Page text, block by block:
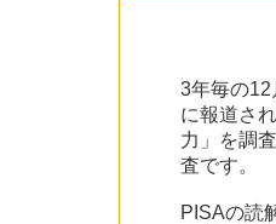
3年毎の12
に報道さ
力」を調
査です。
PISAの読